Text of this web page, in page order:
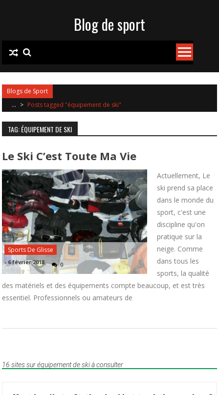
Blog de sport
Blogs de Sport
... > Posts tagged "équipement de ski"
TAG: ÉQUIPEMENT DE SKI
Le Ski C’est Toute Ma Vie
Sports De Glisse
-6 février 2018 0
Actuellement, Le
ski prend sa place
dans le monde du
sport, c'est une
discipline qu'on
pratique sur la
neige. Comme
dans tous les
sports, la qualité
des matériels et des équipements compte beaucoup, et est très
essentiel. Professionnels ou amateurs de
16 sites sur équipement de ski à consulter